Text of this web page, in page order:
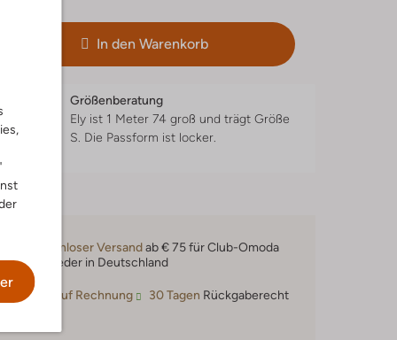
In den Warenkorb
Größenberatung
Ely ist 1 Meter 74 groß und trägt Größe
S. Die Passform ist locker.
Kostenloser Versandab € 75 für Club-Omoda
Mitglieder in Deutschland
Kauf auf Rechnung 30 Tagen Rückgaberecht